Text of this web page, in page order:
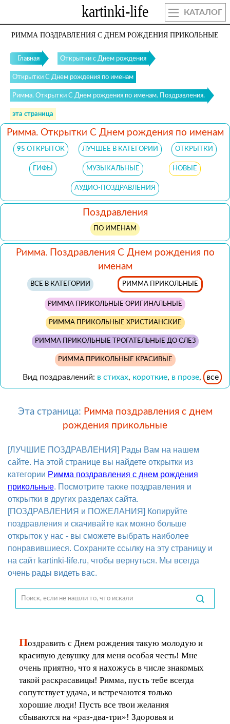
КАТАЛОГ
РИММА ПОЗДРАВЛЕНИЯ С ДНЕМ РОЖДЕНИЯ ПРИКОЛЬНЫЕ
Главная Открытки с Днем рождения
Открытки С Днем рождения по именам
Римма. Открытки С Днем рождения по именам. Поздравления.
эта страница
Римма. Открытки С Днем рождения по именам
95 ОТКРЫТОК ЛУЧШЕЕ В КАТЕГОРИИ ОТКРЫТКИ
ГИФЫ МУЗЫКАЛЬНЫЕ НОВЫЕ
АУДИО-ПОЗДРАВЛЕНИЯ
Поздравления
ПО ИМЕНАМ
Римма. Поздравления С Днем рождения по
именам
ВСЕ В КАТЕГОРИИ РИММА ПРИКОЛЬНЫЕ
РИММА ПРИКОЛЬНЫЕ ОРИГИНАЛЬНЫЕ
РИММА ПРИКОЛЬНЫЕ ХРИСТИАНСКИЕ
РИММА ПРИКОЛЬНЫЕ ТРОГАТЕЛЬНЫЕ ДО СЛЕЗ
РИММА ПРИКОЛЬНЫЕ КРАСИВЫЕ
Вид поздравлений: в стихах, короткие, в прозе, все
Эта страница: Римма поздравления с днем
рождения прикольные
[ЛУЧШИЕ ПОЗДРАВЛЕНИЯ] Рады Вам на нашем
сайте. На этой странице вы найдете открытки из
категории Римма поздравления с днем рождения
прикольные. Посмотрите также поздравления и
открытки в других разделах сайта.
[ПОЗДРАВЛЕНИЯ и ПОЖЕЛАНИЯ] Копируйте
поздравления и скачивайте как можно больше
открыток у нас - вы сможете выбрать наиболее
понравившиеся. Сохраните ссылку на эту страницу и
на сайт kartinki-life.ru, чтобы вернуться. Мы всегда
очень рады видеть вас.
Поздравить с Днем рождения такую молодую и
красивую девушку для меня особая честь! Мне
очень приятно, что я нахожусь в числе знакомых
такой раскрасавицы! Римма, пусть тебе всегда
сопутствует удача, и встречаются только
хорошие люди! Пусть все твои желания
сбываются на «раз-два-три»! Здоровья и